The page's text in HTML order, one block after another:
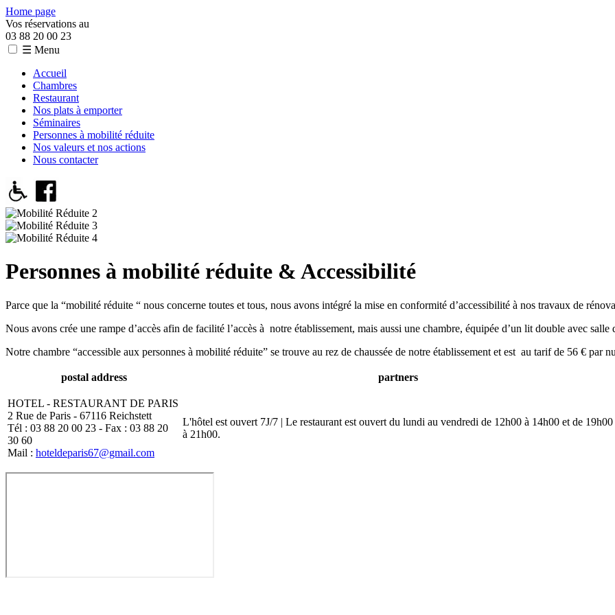
Home page
Vos réservations au
03 88 20 00 23
☰ Menu
Accueil
Chambres
Restaurant
Nos plats à emporter
Séminaires
Personnes à mobilité réduite
Nos valeurs et nos actions
Nous contacter
Personnes à mobilité réduite & Accessibilité
Parce que la “mobilité réduite “ nous concerne toutes et tous, nous avons intégré la mise en conformité d’accessibilité à nos travaux de
Nous avons crée une rampe d’accès afin de facilité l’accès à notre établissement, mais aussi une chambre, équipée d’un lit double avec
Notre chambre “accessible aux personnes à mobilité réduite” se trouve au rez de chaussée de notre établissement et est au tarif de 56 € par
postal address partners
HOTEL - RESTAURANT DE PARIS
2 Rue de Paris - 67116 Reichstett
Tél : 03 88 20 00 23 - Fax : 03 88 20
30 60
Mail : hoteldeparis67@gmail.com
L'hôtel est ouvert 7J/7 | Le restaurant est ouvert du lundi au vendredi de 12h00 à 14h00 et de 19h00
à 21h00.